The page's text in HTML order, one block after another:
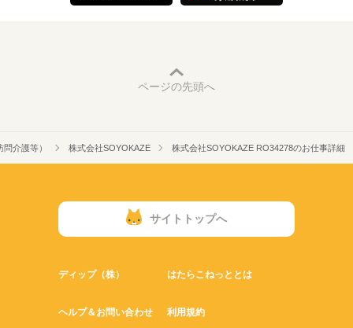
ページの先頭へ
介護等） 株式会社SOYOKAZE 株式会社SOYOKAZE RO34278のお仕事詳細
サイトトップへ
ディップ（株） はたらこねっととは
ヘルプ＆お問い合わせ 利用規約